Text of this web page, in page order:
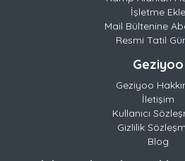
İşletme Ekle
Mail Bültenine
Resmi Tatil
Geziyoo
Geziyoo
İletişim
Kullanıcı
Gizlilik
Blog